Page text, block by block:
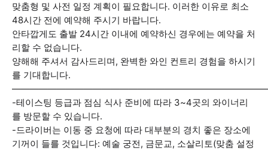
맞춤형 및 사전 일정 계획이 필요합니다. 이러한 이유로 최소
48시간 전에 예약해 주시기 바랍니다.
안타깝게도 출발 24시간 이내에 예약하신 경우에는 예약을 처
리할 수 없습니다.
양해해 주셔서 감사드리며, 완벽한 와인 컨트리 경험을 하시기
를 기대합니다.
-테이스팅 등급과 점심 식사 준비에 따라 3~4곳의 와이너리
를 방문할 수 있습니다.
-드라이버는 이동 중 요청에 따라 대부분의 경치 좋은 장소에
기꺼이 들를 것입니다: 예술 궁전, 금문교, 소살리토(맞춤 설정